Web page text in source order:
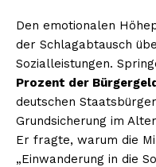
Den emotionalen
der Schlagabtausch
Sozialleistungen.
Prozent der
deutschen
Grundsicherung im
Er fragte, warum die
„Einwanderung in die